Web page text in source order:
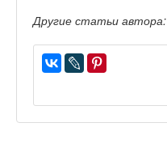
Другие статьи автора: